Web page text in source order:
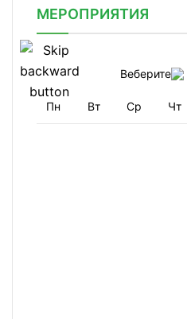
МЕРОПРИЯТИЯ
Веберите
Пн Вт Ср Чт